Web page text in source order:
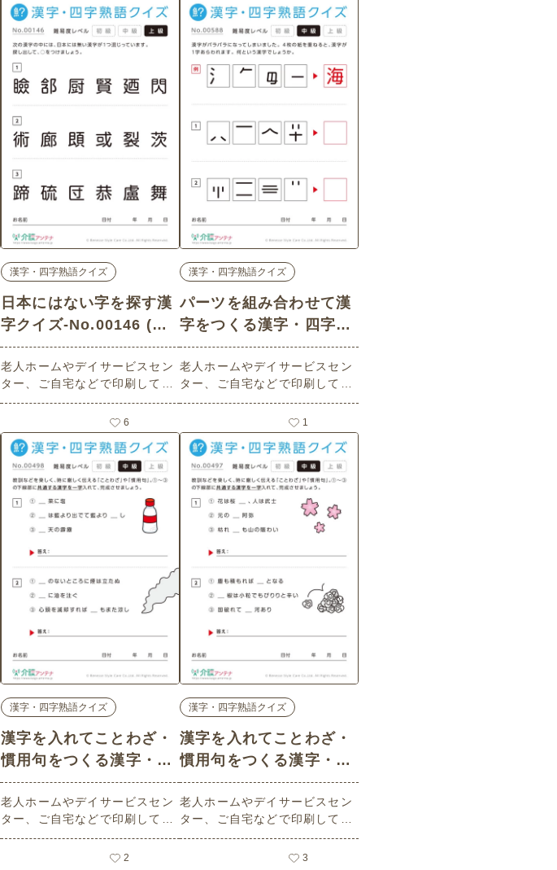
語クイズ・初級）（魚編）で
す。
語クイズ・初級）（野菜編）で
す。
漢字・四字熟語クイズ
日本にはない字を探す漢
字クイズ-No.00146 (上
級/漢字・四字熟語クイズ
の介護レク素材)
老人ホームやデイサービスセン
ター、ご自宅などで印刷してお
使いいただける無料の高齢者向
け介護レク素材（漢字・四字熟
語クイズ・上級）です。
6
漢字・四字熟語クイズ
パーツを組み合わせて漢
字をつくる漢字・四字熟
語クイズ - No.00588 (中
級/漢字・四字熟語クイズ
の介護レク素材)
老人ホームやデイサービスセン
ター、ご自宅などで印刷してお
使いいただける無料の高齢者向
け介護レク素材（漢字・四字熟
語クイズ・中級）です。
1
漢字・四字熟語クイズ
漢字を入れてことわざ・
慣用句をつくる漢字・四
字熟語クイズ-No.00498
(中級/漢字・四字熟語ク
イズの介護レク素材)
老人ホームやデイサービスセン
ター、ご自宅などで印刷してお
使いいただける無料の高齢者向
け介護レク素材（漢字・四字熟
2
漢字・四字熟語クイズ
漢字を入れてことわざ・
慣用句をつくる漢字・四
字熟語クイズ-No.00497
(中級/漢字・四字熟語ク
イズの介護レク素材)
老人ホームやデイサービスセン
ター、ご自宅などで印刷してお
使いいただける無料の高齢者向
け介護レク素材（漢字・四字熟
3